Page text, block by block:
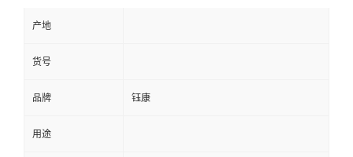
产地
货号
品牌 钰康
用途